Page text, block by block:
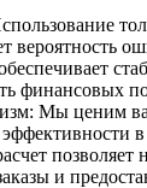
вероятность
финансовых
Мы ценим
позволяет
и